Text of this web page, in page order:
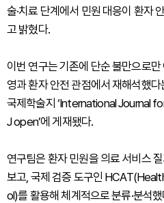
술·치료 단계에서 민원 대응이 환자
고 밝혔다.
이번 연구는 기존에 단순 불만으로
영과 환자 안전 관점에서 재해석했
국제학술지 ‘International Journal
J open’에 게재됐다.
연구팀은 환자 민원을 의료 서비스
보고, 국제 검증 도구인
ol)를 활용해 체계적으로 분류·분석